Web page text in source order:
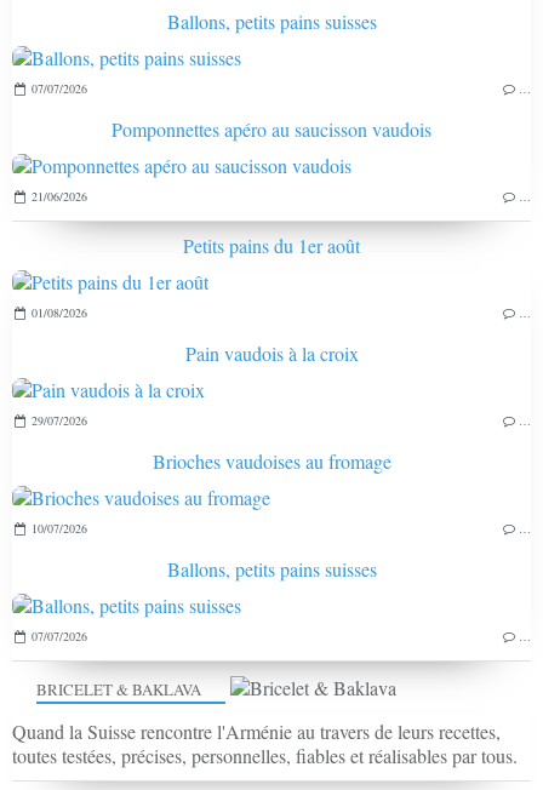
BRICELET & BAKLAVA
Quand la Suisse rencontre l'Arménie au travers de leurs recettes,
toutes testées, précises, personnelles, fiables et réalisables par tous.
Ballons, petits pains suisses
07/07/2026
Pomponnettes apéro au saucisson vaudois
21/06/2026
Petits pains du 1er août
01/08/2026
Pain vaudois à la croix
29/07/2026
Brioches vaudoises au fromage
10/07/2026
Ballons, petits pains suisses
07/07/2026